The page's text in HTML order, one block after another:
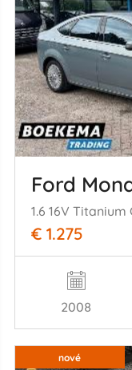
Ford
1.6 16V
€ 1.275
2008
nové